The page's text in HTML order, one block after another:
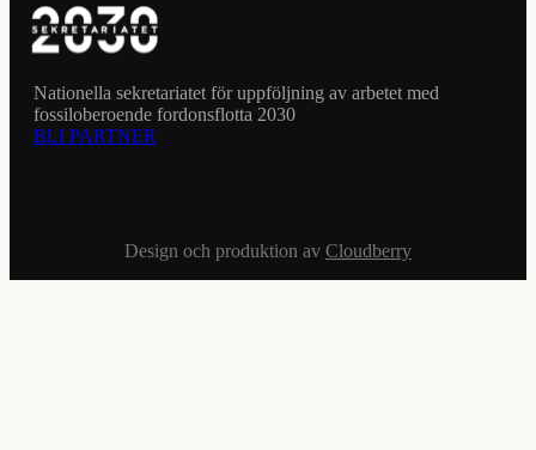
Nationella sekretariatet för uppföljning av arbetet med
fossiloberoende fordonsflotta 2030
BLI PARTNER
Design och produktion av Cloudberry